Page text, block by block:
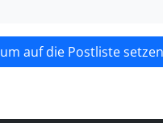
auf die Postliste setzen